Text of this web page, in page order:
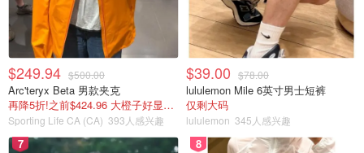
$249.94 $500.00
Arc'teryx Beta 男款夹克
再降5折!之前$424.96 大橙子好显白 蹲补
Sporting Life CA (CA) 393人感兴趣
$39.00 $78.00
lululemon Mile 6英寸男士短裤
仅剩大码
lululemon 345人感兴趣
7 8